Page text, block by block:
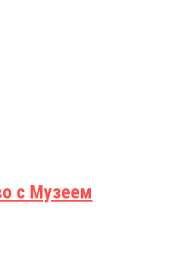
с Музеем